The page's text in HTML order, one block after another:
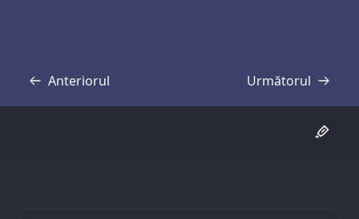
Anteriorul
Transcriere Următorul
Transcriere